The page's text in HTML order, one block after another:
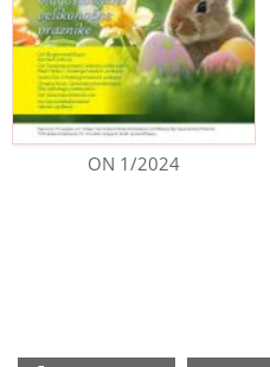
ON 1/2024